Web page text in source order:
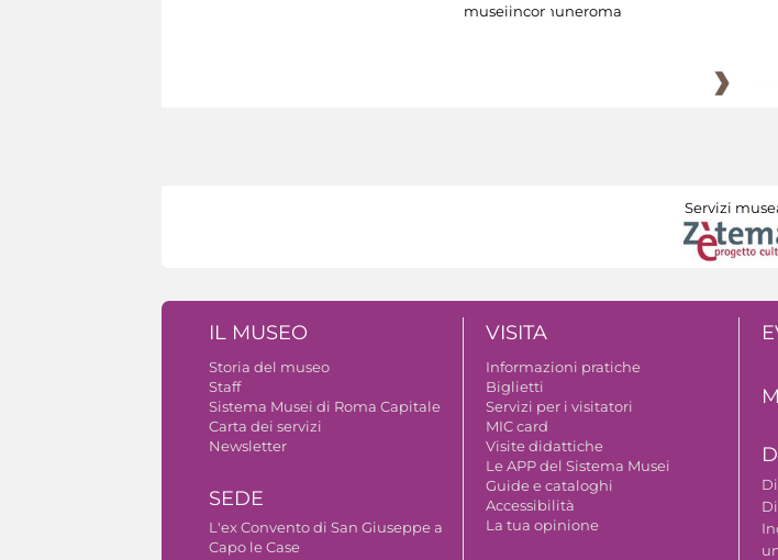
museiincomuneroma
Servizi
IL MUSEO
Storia del museo
Staff
Sistema Musei di Roma Capitale
Carta dei servizi
Newsletter
SEDE
L'ex Convento di San Giuseppe a
Capo le Case
VISITA
Informazioni pratiche
Biglietti
Servizi per i visitatori
MIC card
Visite didattiche
Le APP del Sistema Musei
Guide e cataloghi
Accessibilità
La tua opinione